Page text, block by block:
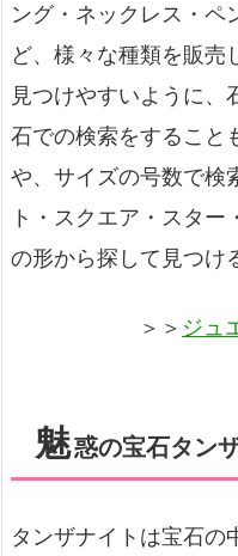
ング・ネックレス・ペ
ど、様々な種類を販売
見つけやすいように、
石での検索をすること
や、サイズの号数で検
ト・スクエア・スタ
の形から探して見つけ
＞＞ ジュ
魅惑の宝石タン
タンザナイトは宝石の